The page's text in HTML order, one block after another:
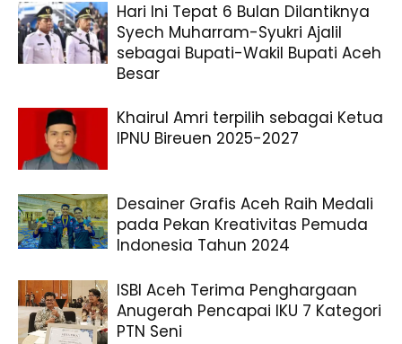
Hari Ini Tepat 6 Bulan Dilantiknya
Syech Muharram-Syukri Ajalil
sebagai Bupati-Wakil Bupati Aceh
Besar
Khairul Amri terpilih sebagai Ketua
IPNU Bireuen 2025-2027
Desainer Grafis Aceh Raih Medali
pada Pekan Kreativitas Pemuda
Indonesia Tahun 2024
ISBI Aceh Terima Penghargaan
Anugerah Pencapai IKU 7 Kategori
PTN Seni